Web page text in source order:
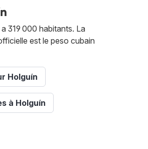
319 000 habitants. La
est le peso cubain
Holguín
à Holguín